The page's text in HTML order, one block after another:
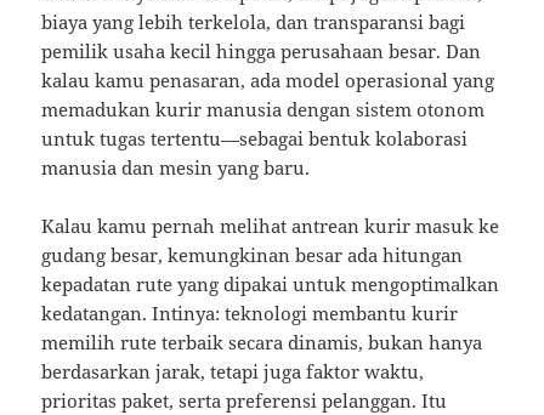
biaya yang lebih terkelola, dan transparansi bagi
pemilik usaha kecil hingga perusahaan besar. Dan
kalau kamu penasaran, ada model operasional yang
memadukan kurir manusia dengan sistem otonom
untuk tugas tertentu—sebagai bentuk kolaborasi
manusia dan mesin yang baru.
Kalau kamu pernah melihat antrean kurir masuk ke
gudang besar, kemungkinan besar ada hitungan
kepadatan rute yang dipakai untuk mengoptimalkan
kedatangan. Intinya: teknologi membantu kurir
memilih rute terbaik secara dinamis, bukan hanya
berdasarkan jarak, tetapi juga faktor waktu,
prioritas paket, serta preferensi pelanggan. Itu